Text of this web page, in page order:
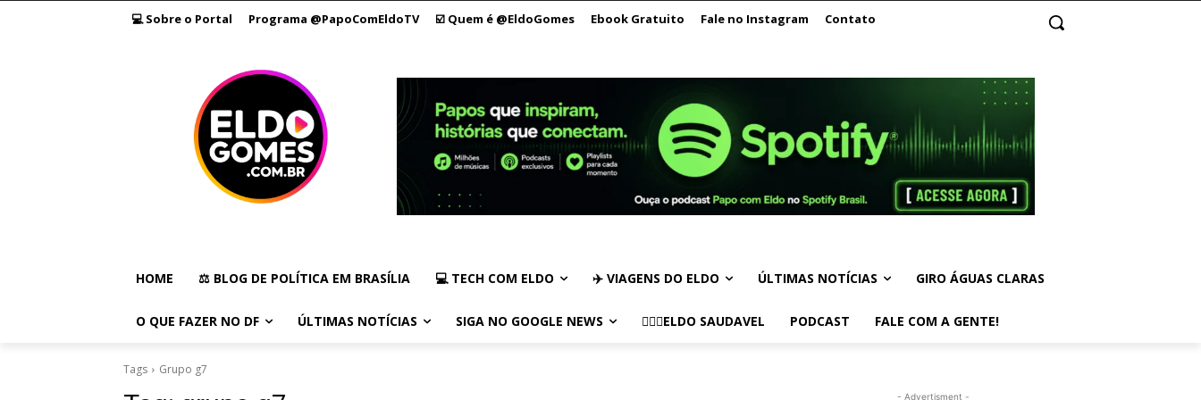
💻 Sobre o Portal Programa @PapoComEldoTV ☑️ Quem é @EldoGomes Ebook Gratuito Fale no Instagram Contato
HOME ⚖️ BLOG DE POLÍTICA EM BRASÍLIA 💻 TECH COM ELDO ✈️ VIAGENS DO ELDO ÚLTIMAS NOTÍCIAS GIRO ÁGUAS CLARAS
O QUE FAZER NO DF ÚLTIMAS NOTÍCIAS SIGA NO GOOGLE NEWS 🏃🏻‍♂️ELDO SAUDAVEL PODCAST FALE COM A GENTE!
Tags Grupo g7
- Advertisment -